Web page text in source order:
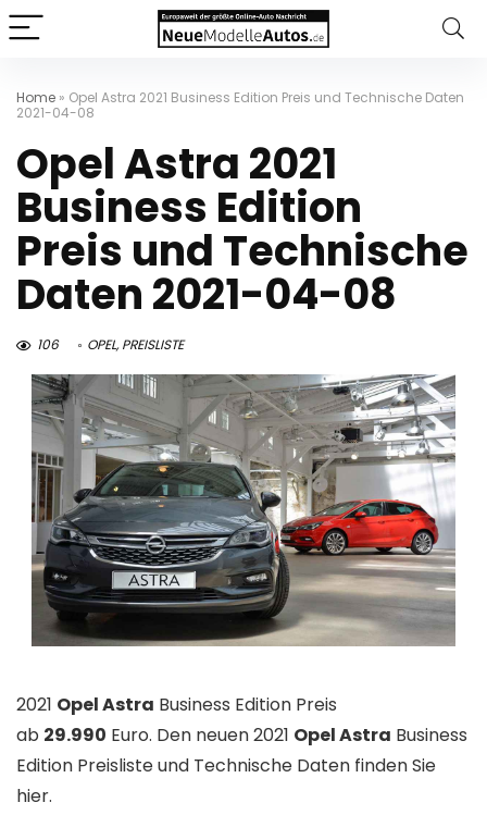
Home » Opel Astra 2021 Business Edition Preis und Technische Daten
2021-04-08
Opel Astra 2021
Business Edition
Preis und Technische
Daten 2021-04-08
106 OPEL,PREISLISTE
2021 Opel Astra Business Edition Preis
ab 29.990 Euro. Den neuen 2021 Opel Astra Business
Edition Preisliste und Technische Daten finden Sie
hier.